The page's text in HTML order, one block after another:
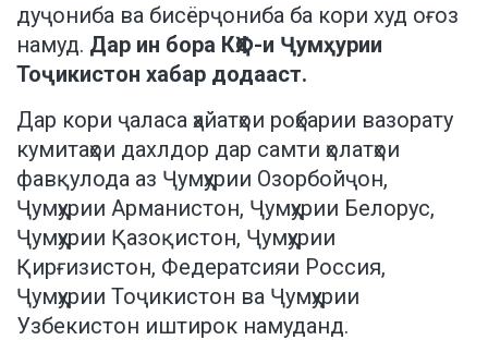
дуҷониба ва бисёрҷониба ба кори худ оғоз
намуд. Дар ин бора КҲФ-и Ҷумҳурии
Тоҷикистон хабар додааст.
Дар кори ҷаласа ҳайатҳои роҳбарии вазорату
кумитаҳои дахлдор дар самти ҳолатҳои
фавқулода аз Ҷумҳурии Озорбойҷон,
Ҷумҳурии Арманистон, Ҷумҳурии Белорус,
Ҷумҳурии Қазоқистон, Ҷумҳурии
Қирғизистон, Федератсияи Россия,
Ҷумҳурии Тоҷикистон ва Ҷумҳурии
Узбекистон иштирок намуданд.